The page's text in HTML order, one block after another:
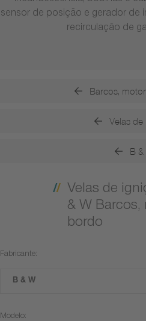
sensor de posição e gerador de
recirculação de
Barcos,
Velas
B &
Velas de
& W Barcos,
bordo
Fabricante:
B & W
Modelo: